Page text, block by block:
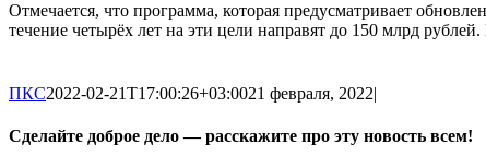
Отмечается, что программа, которая предусматривает
течение четырёх лет на эти цели направят до 150 млрд
ПКС2022-02-21T17:00:26+03:0021 февраля, 2022|
Сделайте доброе дело — расскажите про эту новость всем!